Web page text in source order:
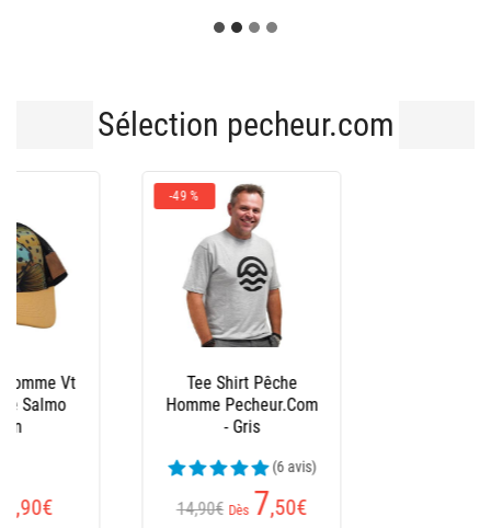
Sélection pecheur.com
-43 %
Bonnet Peche
Pecheur.Com
Réversible - Noir/Kaki
(6 avis)
9,90€ 5,60€